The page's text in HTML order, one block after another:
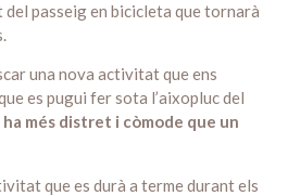
passeig en bicicleta que tornarà
una nova activitat que ens
es pugui fer sota l’aixopluc del
ha més distret i còmode que un
que es durà a terme durant els